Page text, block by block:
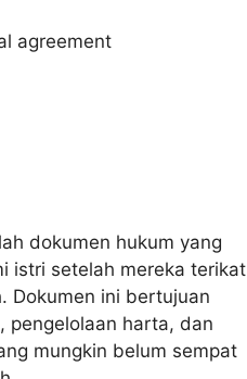
dokumen hukum yang
istri setelah mereka terikat
Dokumen ini bertujuan
pengelolaan harta, dan
mungkin belum sempat